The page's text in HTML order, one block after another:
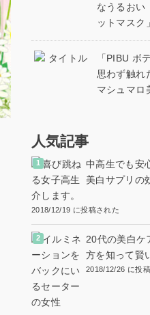
なうるおい
ットマス
「PIBU ボ
思わず触れ
マシュマ
人気記事
中高生でも安
美白サプリの
介します。
2018/12/19 に投稿された
20代の美白ケ
方を知って賢
2018/12/26 に投